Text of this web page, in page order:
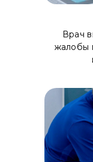
Врач
жалобы